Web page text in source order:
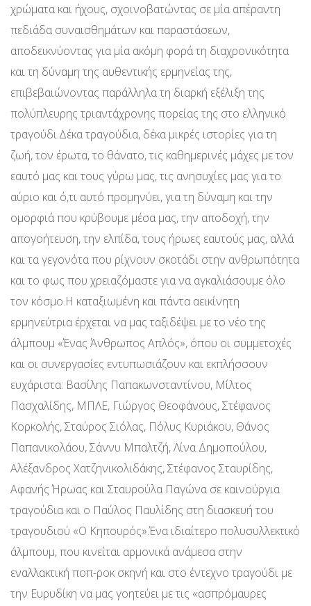
χρώματα και ήχους, σχοινοβατώντας σε μία απέραντη
πεδιάδα συναισθημάτων και παραστάσεων,
αποδεικνύοντας για μία ακόμη φορά τη διαχρονικότητα
και τη δύναμη της αυθεντικής ερμηνείας της,
επιβεβαιώνοντας παράλληλα τη διαρκή εξέλιξη της
πολύπλευρης τριαντάχρονης πορείας της στο ελληνικό
τραγούδι.Δέκα τραγούδια, δέκα μικρές ιστορίες για τη
ζωή, τον έρωτα, το θάνατο, τις καθημερινές μάχες με τον
εαυτό μας και τους γύρω μας, τις ανησυχίες μας για το
αύριο και ό,τι αυτό προμηνύει, για τη δύναμη και την
ομορφιά που κρύβουμε μέσα μας, την αποδοχή, την
απογοήτευση, την ελπίδα, τους ήρωες εαυτούς μας, αλλά
και τα γεγονότα που ρίχνουν σκοτάδι στην ανθρωπότητα
και το φως που χρειαζόμαστε για να αγκαλιάσουμε όλο
τον κόσμο.Η καταξιωμένη και πάντα αεικίνητη
ερμηνεύτρια έρχεται να μας ταξιδέψει με το νέο της
άλμπουμ «Ένας Άνθρωπος Απλός», όπου οι συμμετοχές
και οι συνεργασίες εντυπωσιάζουν και εκπλήσσουν
ευχάριστα: Βασίλης Παπακωνσταντίνου, Μίλτος
Πασχαλίδης, ΜΠΛΕ, Γιώργος Θεοφάνους, Στέφανος
Κορκολής, Σταύρος Σιόλας, Πόλυς Κυριάκου, Θάνος
Παπανικολάου, Σάννυ Μπαλτζή, Λίνα Δημοπούλου,
Αλέξανδρος Χατζηνικολιδάκης, Στέφανος Σταυρίδης,
Αφανής Ήρωας και Σταυρούλα Παγώνα σε καινούργια
τραγούδια και ο Παύλος Παυλίδης στη διασκευή του
τραγουδιού «Ο Κηπουρός».Ένα ιδιαίτερο πολυσυλλεκτικό
άλμπουμ, που κινείται αρμονικά ανάμεσα στην
εναλλακτική ποπ-ροκ σκηνή και στο έντεχνο τραγούδι με
την Ευρυδίκη να μας γοητεύει με τις «ασπρόμαυρες